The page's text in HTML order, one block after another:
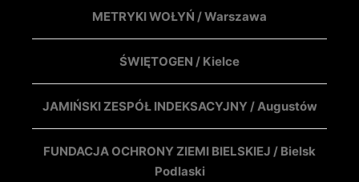
METRYKI WOŁYŃ / Warszawa
ŚWIĘTOGEN / Kielce
JAMIŃSKI ZESPÓŁ INDEKSACYJNY / Augustów
FUNDACJA OCHRONY ZIEMI BIELSKIEJ / Bielsk
Podlaski